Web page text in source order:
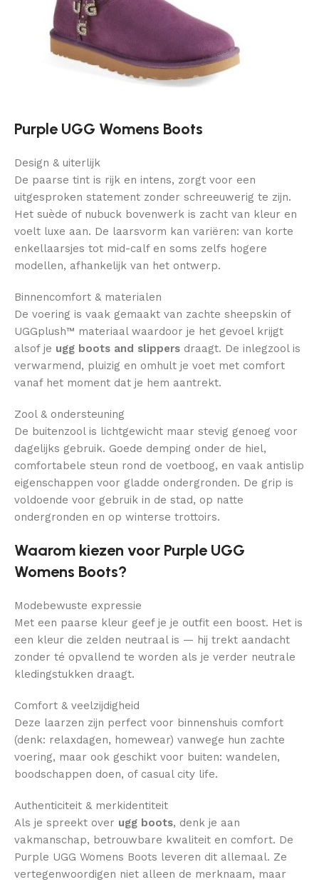
Purple UGG Womens Boots
Design & uiterlijk
De paarse tint is rijk en intens, zorgt voor een
uitgesproken statement zonder schreeuwerig te zijn.
Het suède of nubuck bovenwerk is zacht van kleur en
voelt luxe aan. De laarsvorm kan variëren: van korte
enkellaarsjes tot mid-calf en soms zelfs hogere
modellen, afhankelijk van het ontwerp.
Binnencomfort & materialen
De voering is vaak gemaakt van zachte sheepskin of
UGGplush™ materiaal waardoor je het gevoel krijgt
alsof je ugg boots and slippers draagt. De inlegzool is
verwarmend, pluizig en omhult je voet met comfort
vanaf het moment dat je hem aantrekt.
Zool & ondersteuning
De buitenzool is lichtgewicht maar stevig genoeg voor
dagelijks gebruik. Goede demping onder de hiel,
comfortabele steun rond de voetboog, en vaak antislip
eigenschappen voor gladde ondergronden. De grip is
voldoende voor gebruik in de stad, op natte
ondergronden en op winterse trottoirs.
Waarom kiezen voor Purple UGG
Womens Boots?
Modebewuste expressie
Met een paarse kleur geef je je outfit een boost. Het is
een kleur die zelden neutraal is — hij trekt aandacht
zonder té opvallend te worden als je verder neutrale
kledingstukken draagt.
Comfort & veelzijdigheid
Deze laarzen zijn perfect voor binnenshuis comfort
(denk: relaxdagen, homewear) vanwege hun zachte
voering, maar ook geschikt voor buiten: wandelen,
boodschappen doen, of casual city life.
Authenticiteit & merkidentiteit
Als je spreekt over ugg boots, denk je aan
vakmanschap, betrouwbare kwaliteit en comfort. De
Purple UGG Womens Boots leveren dit allemaal. Ze
vertegenwoordigen niet alleen de merknaam, maar